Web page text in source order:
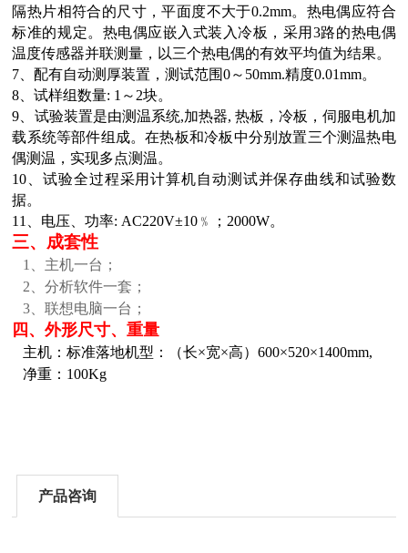
隔热片相符合的尺寸，平面度不大于0.2mm。 热电偶应符合
标准的规定。热电偶应嵌入式装入冷板， 采用 3路的热电偶
温度传感器并联测量， 以三个热电偶的有效平均值为结果。
7、配有自动测厚装置，测试范围0～50mm.精度0.01mm。
8 、试样组数量: 1～2块。
9 、试验装置是由测温系统,加热器, 热板，冷板，伺服电机加
载系统等部件组 成。在热板和冷板中分别放置三个测温热电
偶测温 ， 实现多点测温。
10 、试验全过程采用计算机自动测试并保存曲线和试验数
据。
11
、电压、功率: AC220V±10﹪；2000W。
三、成套性
1 、主机一台 ；
2 、分析软件一套；
3 、联想电脑一台；
四、外形尺寸、重量
主机：标准落地机型：（长×宽×高）600×520×1400mm,
净重： 100Kg
产品咨询